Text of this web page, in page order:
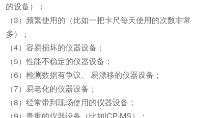
的设备）；
（3）频繁使用的（比如一把卡尺每天使用的次数非常
多）；
（4）容易损坏的仪器设备；
（5）性能不稳定的仪器设备；
（6）检测数据有争议、 易漂移的仪器设备；
（7）易老化的仪器设备；
（8）经常带到现场使用的仪器设备；